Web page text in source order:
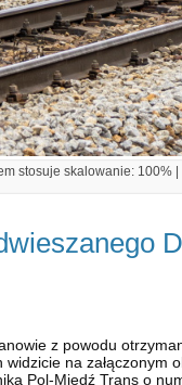
stosuje skalowanie: 100%
z powodu
na załączonym
Pol-Miedź Trans o